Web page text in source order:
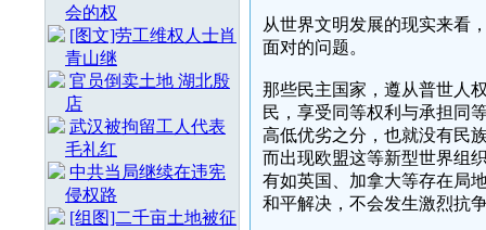
会的权
[图文]劳工维权人士肖
青山继
官员倒卖土地 湖北殷
店
武汉被拘留工人代表
毛礼红
中共当局继续在违宪
侵权路
[组图]二千亩土地被征
从世界文明发展的现实来看
面对的问题。
那些民主国家，遵从普世人
民，享受同等权利与承担同
高低优劣之分，也就没有民
而出现欧盟这等新型世界组
有如英国、加拿大等存在局
和平解决，不会发生激烈抗